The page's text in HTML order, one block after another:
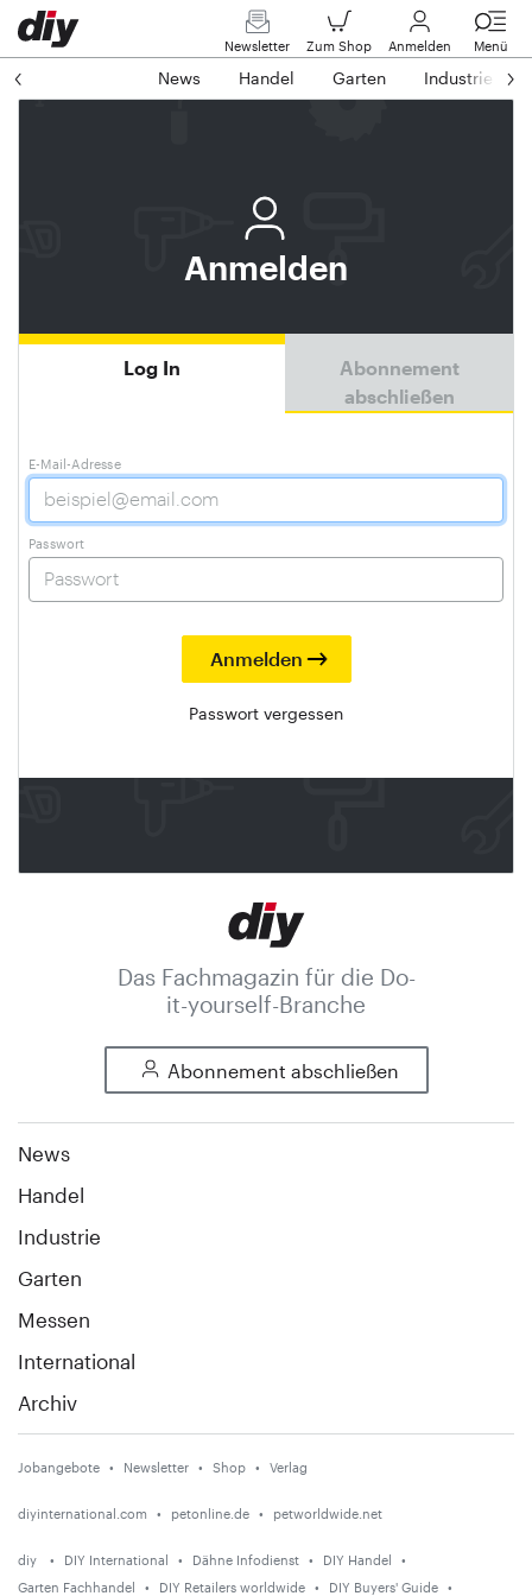
Newsletter Zum Shop Anmelden Menü
News Handel Garten Industrie
Anmelden
Log In
Abonnement
abschließen
E-Mail-Adresse
Passwort
Passwort vergessen
Das Fachmagazin für die Do-
it-yourself-Branche
Abonnement abschließen
News
Handel
Industrie
Garten
Messen
International
Archiv
Jobangebote Newsletter Shop Verlag
diyinternational.com petonline.de petworldwide.net
diy DIY International Dähne Infodienst
DIY Handel
Garten Fachhandel
DIY Retailers worldwide DIY Buyers' Guide